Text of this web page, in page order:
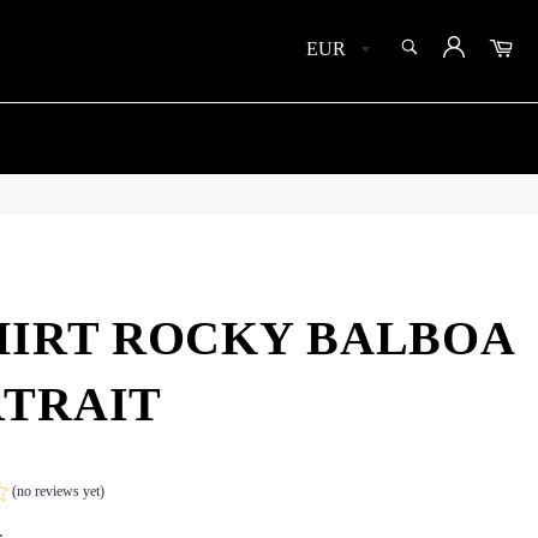
SEARCH
Search
ROCKY BALBOA
(no reviews yet)